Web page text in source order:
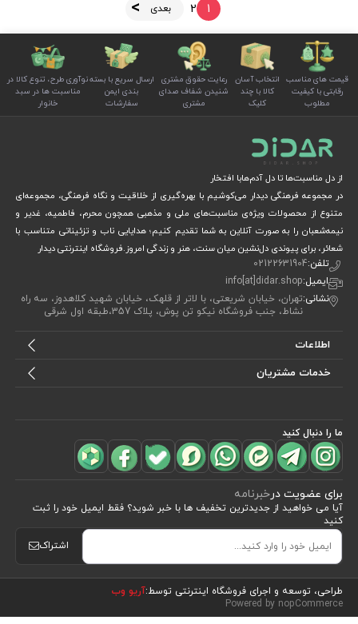
مشاهده محصولات(30)
1
2 بعدی
قیمت های مناسب
رقابتی با کیفیت
مطلوب
انتخاب آسان
کالا با چند
کلیک
رعایت حقوق مشتری
شنیدن شفاف صدای
مشتری
ارسال سریع با بسته
بندی ایمن
سفارشات
نوآوری طرح، تنوع کالا در
مناسبت ها در سبد
خانوار
از دل مناسبت‌ها تا دل آدم‌هابا افتخار
در مجموعه فرهنگی دیدار می‌کوشیم با بهره‌گیری از خلاقیت و نگاه فرهنگی، مجموعه‌ای
متنوع از محصولات ویژه‌ی مناسبت‌های ملی و مذهبی همچون محرم، فاطمیه، غدیر و
نیمه‌شعبان را به صورت آنلاین به شما تقدیم کنیم؛ هدایایی ناب و تزئیناتی متناسب با
شعائر، برای پیوندی دل‌نشین میان سنت، هنر و زندگی امروز.فروشگاه اینترنتی دیدار
تلفن:02122631904
ایمیل:info[at]didar.shop
نشانی:تهران، خیابان شریعتی، با لاتر از قلهک، خیابان شهید کلاهدوز، سه راه
نشاط، جنب فروشگاه نیکو تن پوش، پلاک 357،طبقه اول شرقی
اطلاعات
خدمات مشتریان
ما را دنبال کنید
برای عضویت درخبرنامه
آیا می خواهید از جدید‌ترین تخفیف‌ ها با‌ خبر شوید؟ فقط ایمیل خود را ثبت
کنید
اشتراک
طراحی، توسعه و اجرای فروشگاه اینترنتی توسط:آریو وب
Powered by nopCommerce